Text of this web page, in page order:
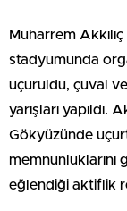
Muharrem
stadyumunda
uçuruldu, çuval
yarışları yapıldı.
Gökyüzünde
memnunluklarını
eğlendiği aktiflik